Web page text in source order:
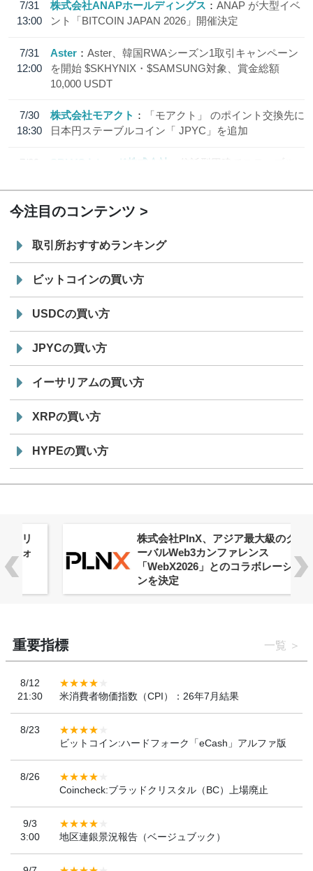
7/31
13:00
株式会社ANAPホールディングス
ANAP が大型イベ
ント「BITCOIN JAPAN 2026」開催決定
7/31
12:00
Aster
Aster、韓国RWAシーズン1取引キャンペーン
を開始 $SKHYNIX・$SAMSUNG対象、賞金総額
10,000 USDT
7/30
18:30
株式会社モアクト
「モアクト」 のポイント交換先に
日本円ステーブルコイン「 JPYC」を追加
7/29
SBI VCトレード株式会社
信託型円建てステーブル
今注目のコンテンツ
取引所おすすめランキング
ビットコインの買い方
USDCの買い方
JPYCの買い方
イーサリアムの買い方
XRPの買い方
HYPEの買い方
株式会社PlnX、アジア最大級のグロ
ーバルWeb3カンファレンス
「WebX2026」とのコラボレーショ
ンを決定
重要指標 一覧
8/12
21:30
米消費者物価指数（CPI）：26年7月結果
8/23
ビットコイン:ハードフォーク「eCash」アルファ版
8/26
Coincheck:ブラッドクリスタル（BC）上場廃止
9/3
3:00
地区連銀景況報告（ベージュブック）